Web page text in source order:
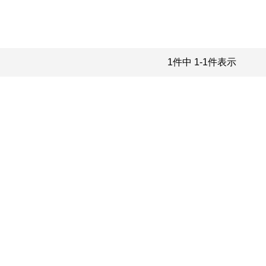
1件中 1-1件表示